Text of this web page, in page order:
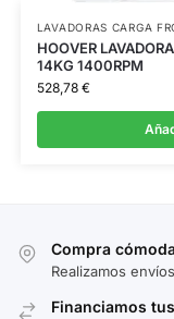
LAVADORAS CARGA
HOOVER
14KG 1400RPM
528,78 €
Compra
Realizamos
Financiamos